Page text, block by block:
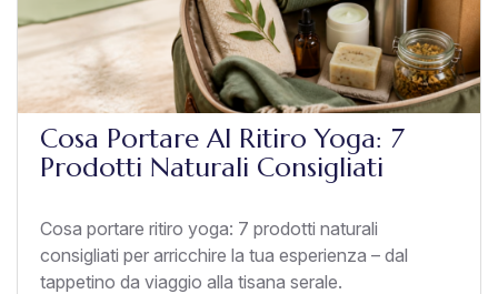
Cosa Portare Al Ritiro Yoga: 7
Prodotti Naturali Consigliati
Cosa portare ritiro yoga: 7 prodotti naturali
consigliati per arricchire la tua esperienza – dal
tappetino da viaggio alla tisana serale.